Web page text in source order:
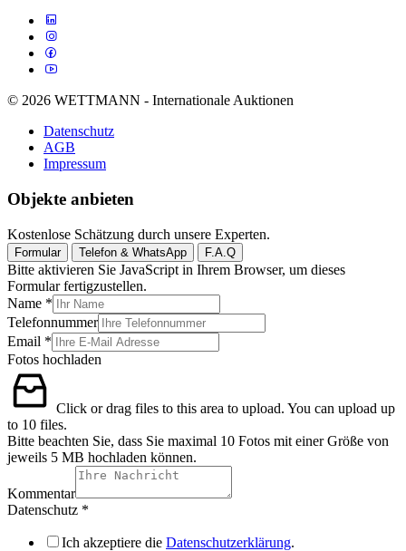
© 2026 WETTMANN - Internationale Auktionen
Datenschutz
AGB
Impressum
Objekte anbieten
Kostenlose Schätzung durch unsere Experten.
Formular Telefon & WhatsApp F.A.Q
Bitte aktivieren Sie JavaScript in Ihrem Browser, um dieses
Formular fertigzustellen.
Name *
Telefonnummer
Email *
Fotos hochladen
Click or drag files to this area to upload. You can upload up
to 10 files.
Bitte beachten Sie, dass Sie maximal 10 Fotos mit einer Größe von
jeweils 5 MB hochladen können.
Kommentar
Datenschutz *
Ich akzeptiere die Datenschutzerklärung.